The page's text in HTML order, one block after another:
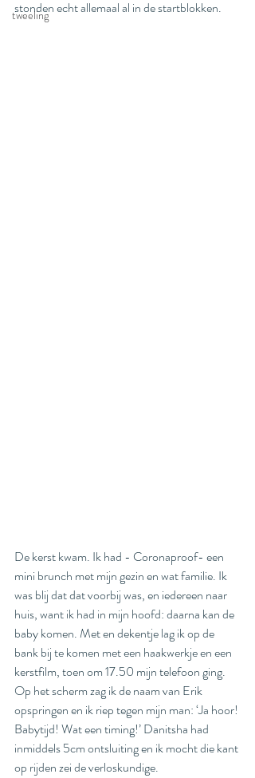
tweeling
stonden echt allemaal al in de startblokken.
De kerst kwam. Ik had - Coronaproof- een
mini brunch met mijn gezin en wat familie. Ik
was blij dat dat voorbij was, en iedereen naar
huis, want ik had in mijn hoofd: daarna kan de
baby komen. Met en dekentje lag ik op de
bank bij te komen met een haakwerkje en een
kerstfilm, toen om 17.50 mijn telefoon ging.
Op het scherm zag ik de naam van Erik
opspringen en ik riep tegen mijn man: ‘Ja hoor!
Babytijd! Wat een timing!’ Danitsha had
inmiddels 5cm ontsluiting en ik mocht die kant
op rijden zei de verloskundige.